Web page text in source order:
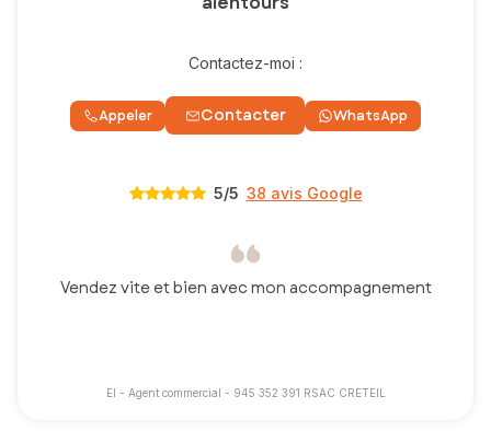
Contactez-moi :
Appeler Contacter WhatsApp
5/5 38 avis Google
Vendez vite et bien avec mon accompagnement
EI - Agent commercial - 945 352 391 RSAC CRETEIL